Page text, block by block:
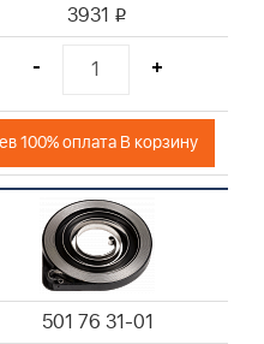
3931 i
- +
100% оплата В корзину
501 76 31-01